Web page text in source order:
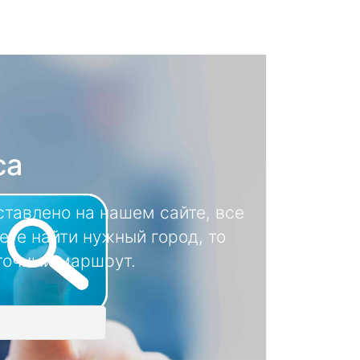
на нашем сайте, все
найти нужный город, то
маршрут.